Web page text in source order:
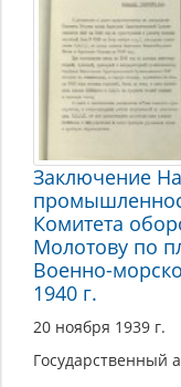
Заключение
Комитета
Молотову по
Военно-
1940 г.
20 ноября 1939 г.
Государственный